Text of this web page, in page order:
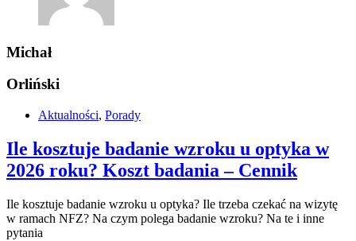
Michał
Orliński
Aktualności, Porady
Ile kosztuje badanie wzroku u optyka w
2026 roku? Koszt badania – Cennik
Ile kosztuje badanie wzroku u optyka? Ile trzeba czekać na wizytę
w ramach NFZ? Na czym polega badanie wzroku? Na te i inne
pytania